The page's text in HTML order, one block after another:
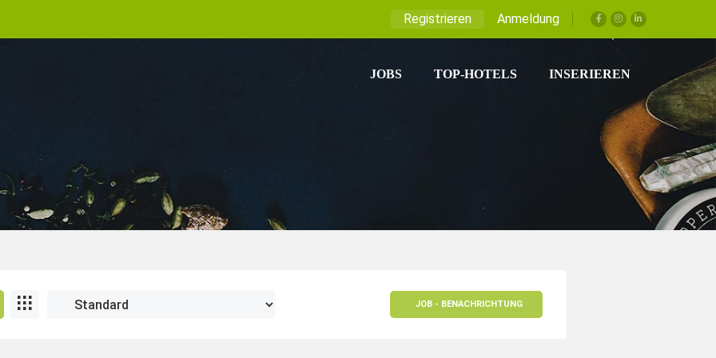
Registrieren Anmeldung
JOBS TOP-HOTELS INSERIEREN
JOB - BENACHRICHTUNG